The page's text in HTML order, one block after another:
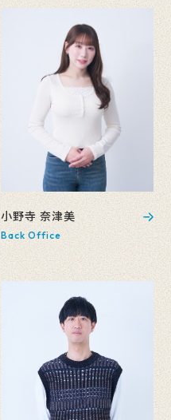
小野寺 奈津美
Back Office